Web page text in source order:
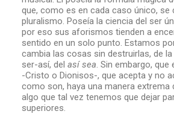
que, como es en cada caso único, se
pluralismo. Poseía la ciencia del ser
por eso sus aforismos tienden a
sentido en un solo punto. Estamos
cambia las cosas sin destruirlas, de
ser-así, del así sea. Sin embargo, que
-Cristo o Dionisos-, que acepta y no
como son, haya una manera extrema
algo que tal vez tenemos que dejar
superiores.